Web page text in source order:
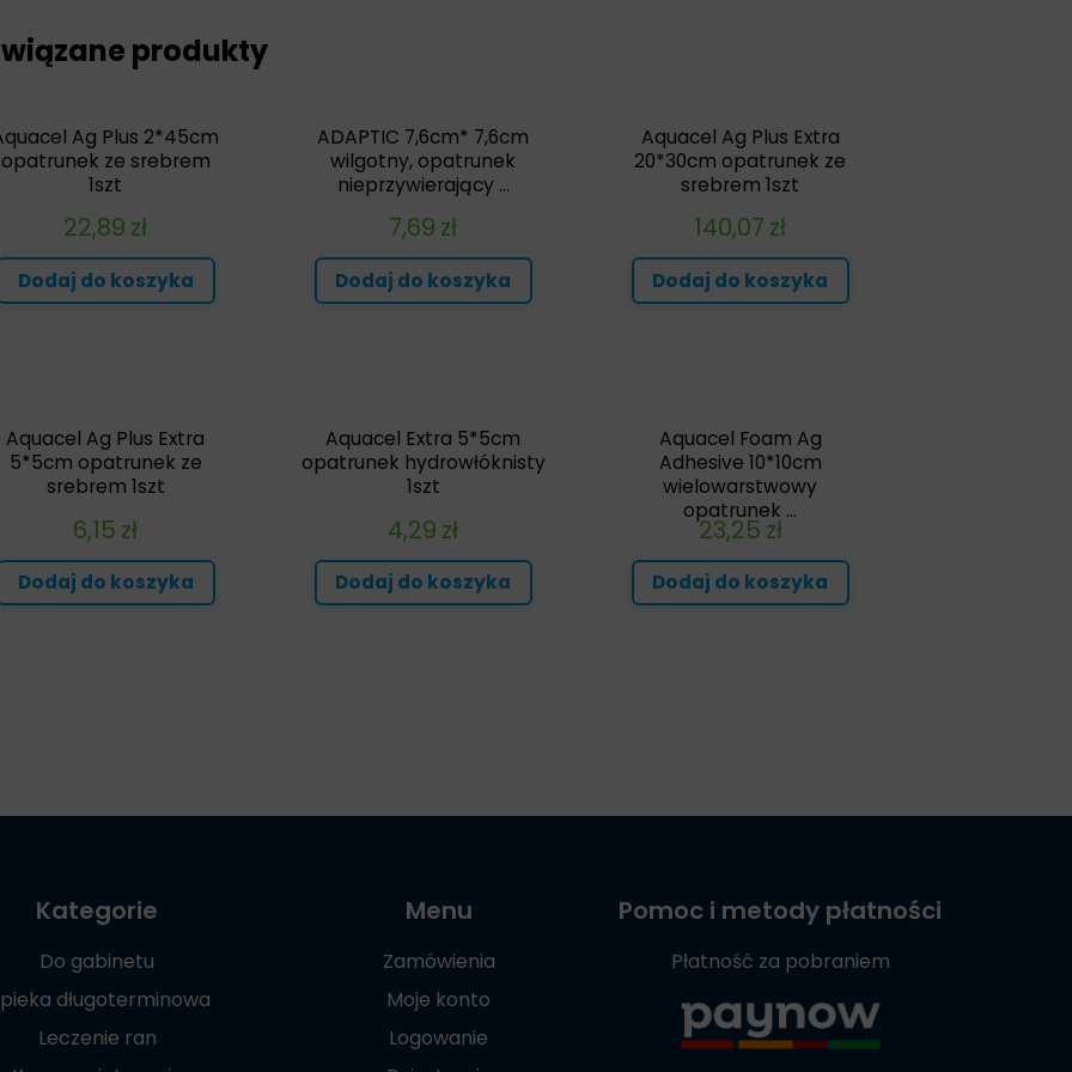
produkty
Ag Plus 2*45cm
opatrunek ze srebrem
1szt
22,89 zł
Dodaj do koszyka
ADAPTIC 7,6cm* 7,6cm
wilgotny, opatrunek
nieprzywierający ...
7,69 zł
Dodaj do koszyka
Aquacel Ag Plus Extra
20*30cm opatrunek ze
srebrem 1szt
140,07 zł
Dodaj do koszyka
Aquacel Ag Plus Extra
5*5cm opatrunek ze
srebrem 1szt
6,15 zł
Dodaj do koszyka
Aquacel Extra 5*5cm
opatrunek hydrowłóknisty
1szt
4,29 zł
Dodaj do koszyka
Aquacel Foam Ag
Adhesive 10*10cm
wielowarstwowy
opatrunek ...
23,25 zł
Dodaj do koszyka
Kategorie
Do gabinetu
długoterminowa
Leczenie ran
Menu
Zamówienia
Moje konto
Logowanie
Pomoc i metody płatności
Płatność za pobraniem